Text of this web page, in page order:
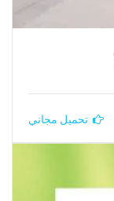
تحميل مجاني